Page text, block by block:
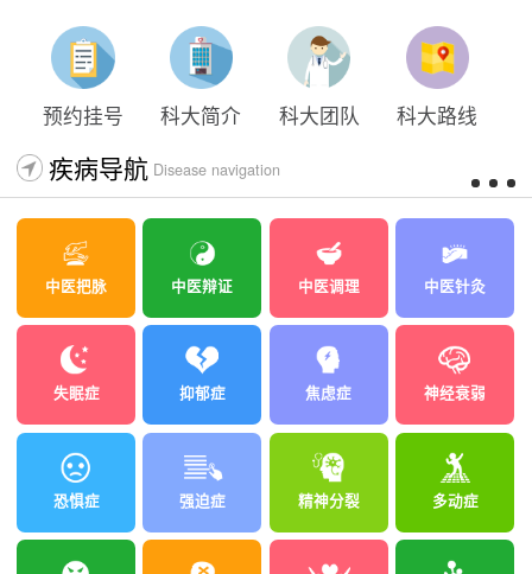
预约挂号 科大简介 科大团队 科大路线
疾病导航 Disease navigation
中医把脉 中医辩证 中医调理 中医针灸
失眠症 抑郁症 焦虑症 神经衰弱
恐惧症 强迫症 精神分裂 多动症